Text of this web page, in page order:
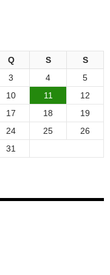
Q S
S
3 4
5
10 11
12
17 18
19
24 25
26
31